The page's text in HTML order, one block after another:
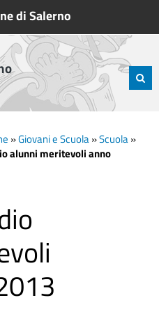
di Salerno
»Giovani e Scuola»Scuola»
alunni meritevoli anno